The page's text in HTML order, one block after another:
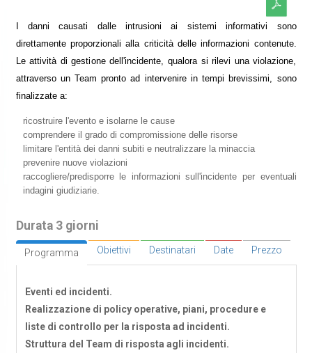
I danni causati dalle intrusioni ai sistemi informativi sono
direttamente proporzionali alla criticità delle informazioni contenute.
Le attività di gestione dell'incidente, qualora si rilevi una violazione,
attraverso un Team pronto ad intervenire in tempi brevissimi, sono
finalizzate a:
ricostruire l'evento e isolarne le cause
comprendere il grado di compromissione delle risorse
limitare l'entità dei danni subiti e neutralizzare la minaccia
prevenire nuove violazioni
raccogliere/predisporre le informazioni sull'incidente per eventuali
indagini giudiziarie.
Durata 3 giorni
Programma Obiettivi Destinatari Date Prezzo
Eventi ed incidenti.
Realizzazione di policy operative, piani, procedure e
liste di controllo per la risposta ad incidenti.
Struttura del Team di risposta agli incidenti.